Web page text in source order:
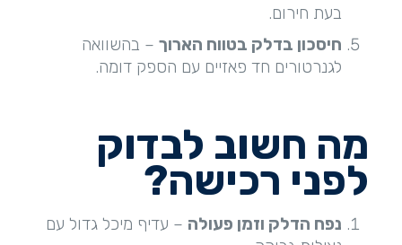
בעת חירום.
חיסכון בדלק בטווח הארוך– בהשוואה
לגנרטורים חד פאזיים עם הספק דומה.
מה חשוב לבדוק
לפני רכישה?
נפח הדלק וזמן פעולה – עדיף מיכל גדול עם